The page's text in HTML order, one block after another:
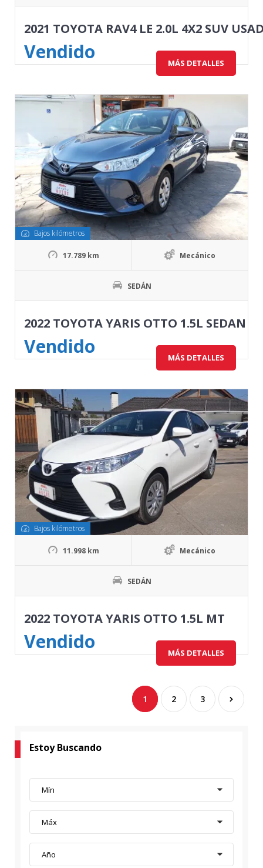
2021 TOYOTA RAV4 LE 2.0L 4X2 SUV
Vendido MÁS DETALLES
Bajos kilómetros
17.789 km Mecánico
SEDÁN
2022 TOYOTA YARIS OTTO 1.5L SEDAN
Vendido MÁS DETALLES
Bajos kilómetros
11.998 km Mecánico
SEDÁN
2022 TOYOTA YARIS OTTO 1.5L MT
Vendido MÁS DETALLES
1 2 3
Estoy Buscando
Mín
Máx
Año